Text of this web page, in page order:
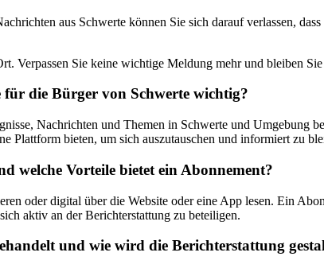
aus Schwerte können Sie sich darauf verlassen,
Verpassen Sie keine wichtige Meldung mehr und bleiben
die Bürger von Schwerte wichtig?
Nachrichten und Themen in Schwerte und Umgebung
Plattform bieten, um sich auszutauschen und informiert zu
welche Vorteile bietet ein Abonnement?
oder digital über die Website oder eine App lesen. Ein
aktiv an der Berichterstattung zu beteiligen.
und wie wird die Berichterstattung